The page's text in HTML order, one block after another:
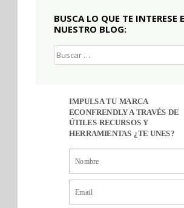
BUSCA LO QUE TE INTERESE
NUESTRO BLOG:
Buscar:
IMPULSA TU MARCA
ECONFRENDLY A TRAVÉS DE
ÚTILES RECURSOS Y
HERRAMIENTAS ¿TE UNES?